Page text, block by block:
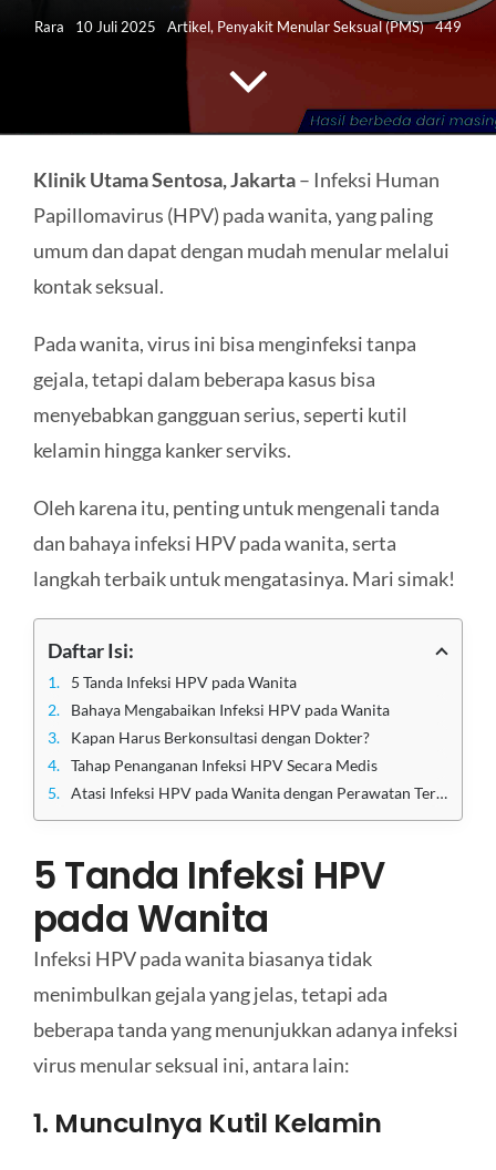
Rara 10 Juli 2025 Artikel, Penyakit Menular Seksual (PMS) 449
Klinik Utama Sentosa, Jakarta– Infeksi Human
Papillomavirus (HPV) pada wanita, yang paling
umum dan dapat dengan mudah menular melalui
kontak seksual.
Pada wanita, virus ini bisa menginfeksi tanpa
gejala, tetapi dalam beberapa kasus bisa
menyebabkan gangguan serius, seperti kutil
kelamin hingga kanker serviks.
Oleh karena itu, penting untuk mengenali tanda
dan bahaya infeksi HPV pada wanita, serta
langkah terbaik untuk mengatasinya. Mari simak!
Daftar Isi:
5 Tanda Infeksi HPV pada Wanita
Bahaya Mengabaikan Infeksi HPV pada Wanita
Kapan Harus Berkonsultasi dengan Dokter?
Tahap Penanganan Infeksi HPV Secara Medis
Atasi Infeksi HPV pada Wanita dengan Perawatan Terbaik di Klinik Utama Sentosa
5 Tanda Infeksi HPV
pada Wanita
Infeksi HPV pada wanita biasanya tidak
menimbulkan gejala yang jelas, tetapi ada
beberapa tanda yang menunjukkan adanya infeksi
virus menular seksual ini, antara lain:
1. Munculnya Kutil Kelamin